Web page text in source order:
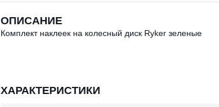
ОПИСАНИЕ
Комплект наклеек на колесный диск Ryker зеленые
ХАРАКТЕРИСТИКИ